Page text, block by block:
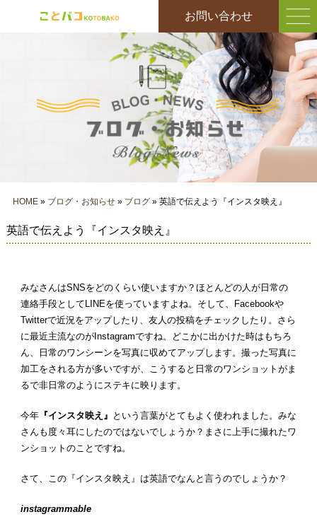
お問い合わせ
HOME» ブログ・お知らせ» ブログ» 英語で伝えよう『インスタ映え』
英語で伝えよう『インスタ映え』
みなさんはSNSをどのくらい使いますか？ほとんどの人が日常の
連絡手段としてLINEを使っていますよね。そして、Facebookや
Twitterで近況をアップしたり、友人の投稿をチェックしたり。さら
に最近主流なのがInstagramですね。どこかに出かけた時はもちろ
ん、日常のワンシーンを写真に収めてアップします。撮った写真に
加工をされる方が多いですが、こうすると日常のワンショットがま
るで非日常のようにステキに映ります。
今年『インスタ映え』 という言葉がとてもよく使われました。みな
さんも度々耳にしたのではないでしょうか？まさに上手に撮れたワ
ンショットのことですね。
さて、この『インスタ映え』は英語でなんと言うのでしょうか？
instagrammable